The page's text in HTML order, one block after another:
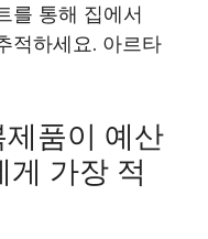
를 통해 집에서
적하세요. 아르타
품이 예산
가장 적